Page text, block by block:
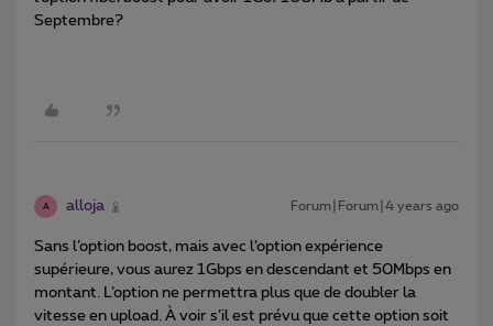
Septembre?
A alloja Forum|Forum|4 years ago
Sans l’option boost, mais avec l’option expérience
supérieure, vous aurez 1Gbps en descendant et 50Mbps en
montant. L’option ne permettra plus que de doubler la
vitesse en upload. À voir s’il est prévu que cette option soit